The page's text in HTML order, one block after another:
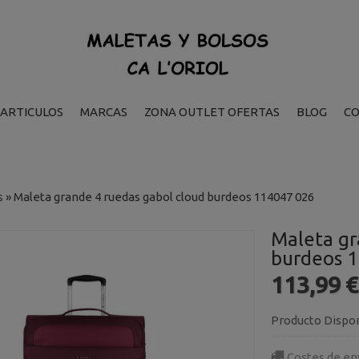
ARTICULOS MARCAS ZONA OUTLET OFERTAS BLOG
»Maleta grande 4 ruedas gabol cloud burdeos 114047 026
Maleta
burdeos
113,99
Producto